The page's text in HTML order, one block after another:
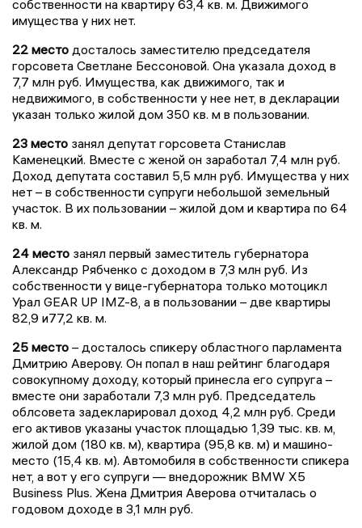
собственности на квартиру 63,4 кв. м. Движимого
имущества у них нет.
22 место досталось заместителю председателя
горсовета Светлане Бессоновой. Она указала доход в
7,7 млн руб. Имущества, как движимого, так и
недвижимого, в собственности у нее нет, в декларации
указан только жилой дом 350 кв. м в пользовании.
23 место занял депутат горсовета Станислав
Каменецкий. Вместе с женой он заработал 7,4 млн руб.
Доход депутата составил 5,5 млн руб. Имущества у них
нет – в собственности супруги небольшой земельный
участок. В их пользовании – жилой дом и квартира по 64
кв. м.
24 место занял первый заместитель губернатора
Александр Рябченко с доходом в 7,3 млн руб. Из
собственности у вице-губернатора только мотоцикл
Урал GEAR UP IMZ-8, а в пользовании – две квартиры
82,9 и77,2 кв. м.
25 место – досталось спикеру областного парламента
Дмитрию Аверову. Он попал в наш рейтинг благодаря
совокупному доходу, который принесла его супруга –
вместе они заработали 7,3 млн руб. Председатель
облсовета задекларировал доход 4,2 млн руб. Среди
его активов указаны участок площадью 1,39 тыс. кв. м,
жилой дом (180 кв. м), квартира (95,8 кв. м) и машино-
место (15,4 кв. м). Автомобиля в собственности спикера
нет, а вот у его супруги — внедорожник BMW Х5
Business Plus. Жена Дмитрия Аверова отчиталась о
годовом доходе в 3,1 млн руб.